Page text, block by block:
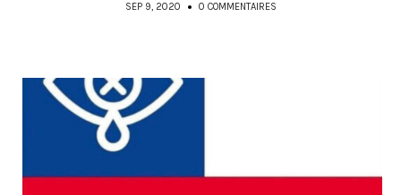
SEP 9, 2020 0 COMMENTAIRES